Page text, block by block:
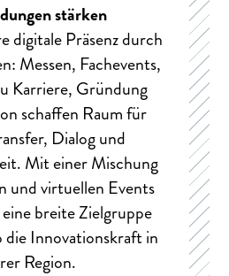
stärken
digitale Präsenz durch
Messen, Fachevents,
Karriere, Gründung
schaffen Raum für
Dialog und
Mit einer Mischung
und virtuellen Events
breite Zielgruppe
die Innovationskraft in
Region.